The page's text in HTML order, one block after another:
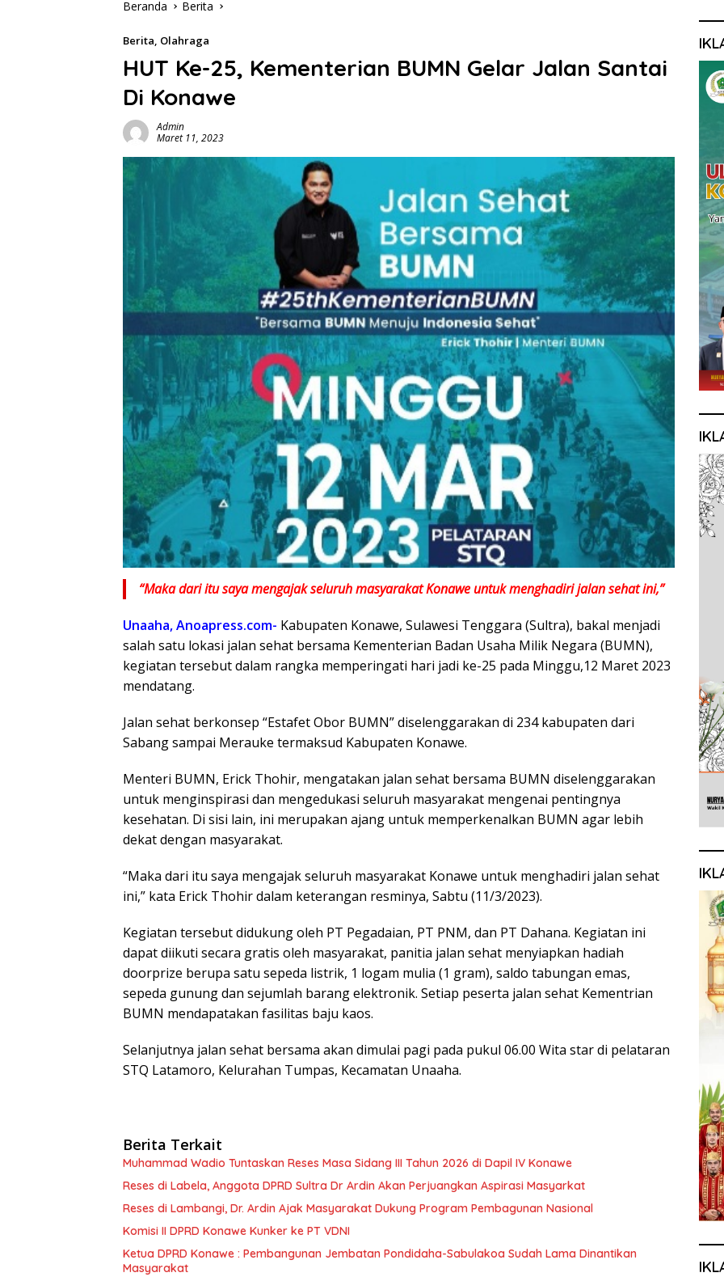
Beranda Berita
Berita, Olahraga
HUT Ke-25, Kementerian BUMN Gelar Jalan Santai
Di Konawe
Admin
Maret 11, 2023
“Maka dari itu saya mengajak seluruh masyarakat Konawe untuk menghadiri jalan sehat ini,”
Unaaha, Anoapress.com- Kabupaten Konawe, Sulawesi Tenggara (Sultra), bakal menjadi
salah satu lokasi jalan sehat bersama Kementerian Badan Usaha Milik Negara (BUMN),
kegiatan tersebut dalam rangka memperingati hari jadi ke-25 pada Minggu,12 Maret 2023
mendatang.
Jalan sehat berkonsep “Estafet Obor BUMN” diselenggarakan di 234 kabupaten dari
Sabang sampai Merauke termaksud Kabupaten Konawe.
Menteri BUMN, Erick Thohir, mengatakan jalan sehat bersama BUMN diselenggarakan
untuk menginspirasi dan mengedukasi seluruh masyarakat mengenai pentingnya
kesehatan. Di sisi lain, ini merupakan ajang untuk memperkenalkan BUMN agar lebih
dekat dengan masyarakat.
“Maka dari itu saya mengajak seluruh masyarakat Konawe untuk menghadiri jalan sehat
ini,” kata Erick Thohir dalam keterangan resminya, Sabtu (11/3/2023).
Kegiatan tersebut didukung oleh PT Pegadaian, PT PNM, dan PT Dahana. Kegiatan ini
dapat diikuti secara gratis oleh masyarakat, panitia jalan sehat menyiapkan hadiah
doorprize berupa satu sepeda listrik, 1 logam mulia (1 gram), saldo tabungan emas,
sepeda gunung dan sejumlah barang elektronik. Setiap peserta jalan sehat Kementrian
BUMN mendapatakan fasilitas baju kaos.
Selanjutnya jalan sehat bersama akan dimulai pagi pada pukul 06.00 Wita star di pelataran
STQ Latamoro, Kelurahan Tumpas, Kecamatan Unaaha.
Berita Terkait
Muhammad Wadio Tuntaskan Reses Masa Sidang III Tahun 2026 di Dapil IV Konawe
Reses di Labela, Anggota DPRD Sultra Dr Ardin Akan Perjuangkan Aspirasi Masyarkat
Reses di Lambangi, Dr. Ardin Ajak Masyarakat Dukung Program Pembagunan Nasional
Komisi II DPRD Konawe Kunker ke PT VDNI
Ketua DPRD Konawe : Pembangunan Jembatan Pondidaha-Sabulakoa Sudah Lama Dinantikan
Masyarakat